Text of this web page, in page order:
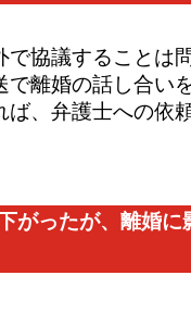
協議することは
離婚の話し合い
、弁護士への依
がったが、離婚に